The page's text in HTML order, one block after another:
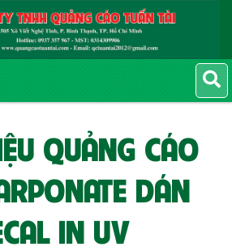
QUẢNG CÁO
DÁN
IN UV